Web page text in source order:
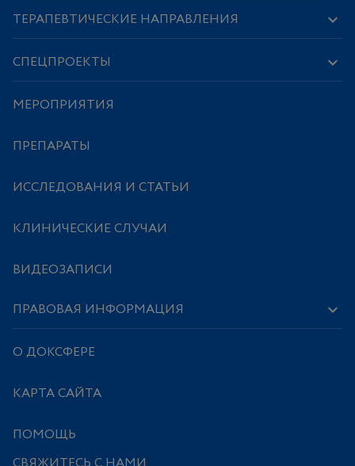
ТЕРАПЕВТИЧЕСКИЕ НАПРАВЛЕНИЯ
СПЕЦПРОЕКТЫ
МЕРОПРИЯТИЯ
ПРЕПАРАТЫ
ИССЛЕДОВАНИЯ И СТАТЬИ
КЛИНИЧЕСКИЕ СЛУЧАИ
ВИДЕОЗАПИСИ
ПРАВОВАЯ ИНФОРМАЦИЯ
О ДОКСФЕРЕ
КАРТА САЙТА
ПОМОЩЬ